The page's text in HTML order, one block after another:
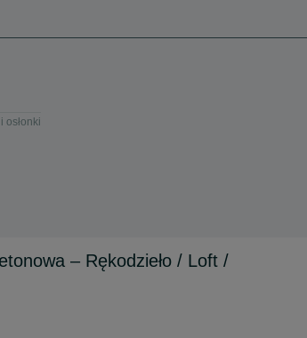
osłonki
– Rękodzieło / Loft /